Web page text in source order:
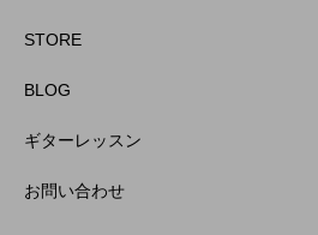
STORE
BLOG
ギターレッスン
お問い合わせ